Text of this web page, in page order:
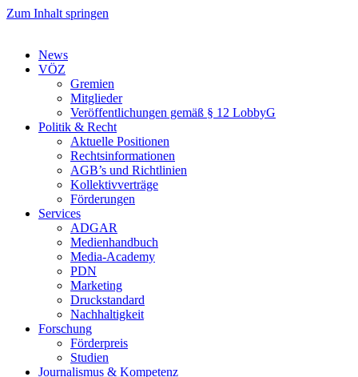
Zum Inhalt springen
News
VÖZ
Gremien
Mitglieder
Veröffentlichungen gemäß § 12 LobbyG
Politik & Recht
Aktuelle Positionen
Rechtsinformationen
AGB’s und Richtlinien
Kollektivverträge
Förderungen
Services
ADGAR
Medienhandbuch
Media-Academy
PDN
Marketing
Druckstandard
Nachhaltigkeit
Forschung
Förderpreis
Studien
Journalismus & Kompetenz